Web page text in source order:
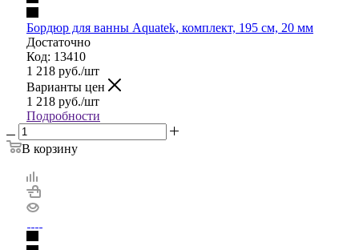
Бордюр для ванны Aquatek, комплект, 195 см, 20 мм
Достаточно
Код: 13410
1 218 руб./шт
Варианты цен
1 218 руб./шт
Подробности
В корзину